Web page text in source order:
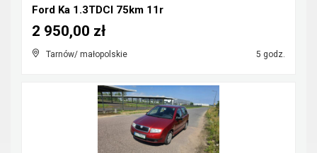
Ford Ka 1.3TDCI 75km 11r
Tarnów/ małopolskie 5 godz.
2 950,00 zł